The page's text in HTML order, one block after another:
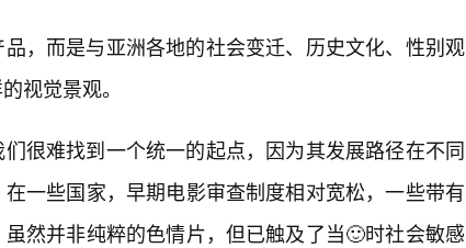
，而是与亚洲各地的社会变迁、历史文化、性别观
视觉景观。
很难找到一个统一的起点，因为其发展路径在不同
一些国家，早期电影审查制度相对宽松，一些带有
然并非纯粹的色情片，但已触及了当🙂时社会敏感